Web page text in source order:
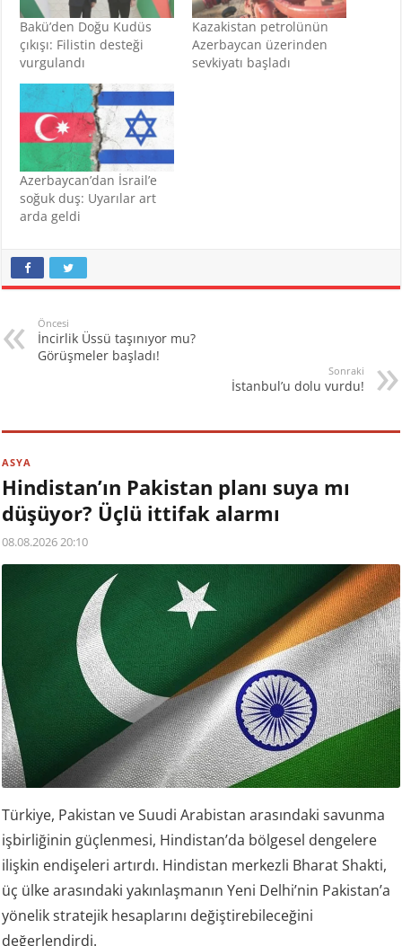
Bakü’den Doğu Kudüs
çıkışı: Filistin desteği
vurgulandı
Kazakistan petrolünün
Azerbaycan üzerinden
sevkiyatı başladı
Azerbaycan’dan İsrail’e
soğuk duş: Uyarılar art
arda geldi
Öncesi
İncirlik Üssü taşınıyor mu?
Görüşmeler başladı!
Sonraki
İstanbul’u dolu vurdu!
ASYA
Hindistan’ın Pakistan planı suya mı
düşüyor? Üçlü ittifak alarmı
08.08.2026 20:10
Türkiye, Pakistan ve Suudi Arabistan arasındaki savunma
işbirliğinin güçlenmesi, Hindistan’da bölgesel dengelere
ilişkin endişeleri artırdı. Hindistan merkezli Bharat Shakti,
üç ülke arasındaki yakınlaşmanın Yeni Delhi’nin Pakistan’a
yönelik stratejik hesaplarını değiştirebileceğini
değerlendirdi.